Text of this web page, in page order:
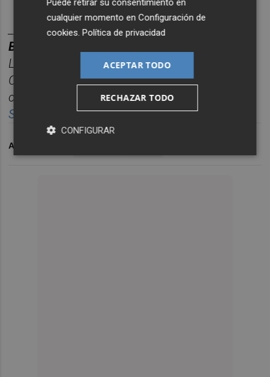
________
BOLET
Las noticias m
s relevantes del d
Castelló
, reunidas cada mañana en un solo
correo para empezar el día informado.
Suscr
gratis alboletín aquí.
ARCHIVADO EN
Puede retirar su consentimiento en
cualquier momento enConfiguración de
cookies.Política de privacidad
ACEPTAR TODO
RECHAZAR TODO
CONFIGURAR